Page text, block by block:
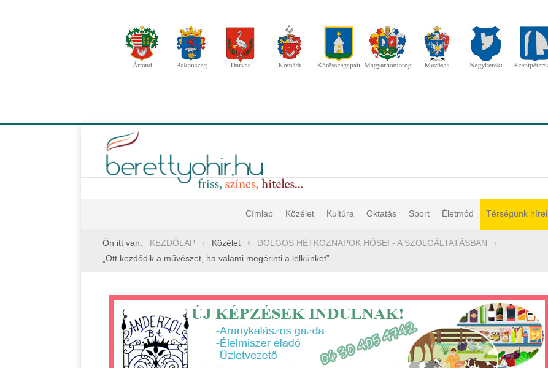
Címlap Közélet Kultúra Oktatás Sport Életmód Térségünk hírei
Ön itt van: KEZDŐLAP Közélet
DOLGOS HÉTKÖZNAPOK HŐSEI - A SZOLGÁLTATÁSBAN
„Ott kezdődik a művészet, ha valami megérinti a lelkünket”